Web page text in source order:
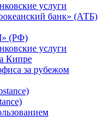
услуги
банк» (АТБ)
(РФ)
услуги
Кипре
за рубежом